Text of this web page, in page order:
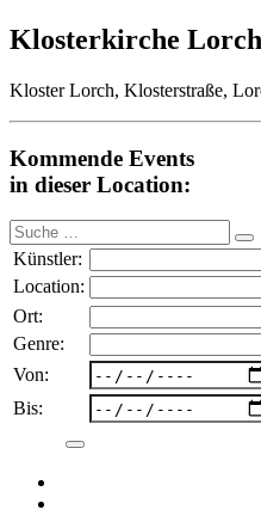
Klosterkirche Lorch
Kloster Lorch, Klosterstraße,
Kommende Events
in dieser Location:
Suche
nach:
Künstler:
Location:
Ort:
Genre:
Von:
Bis: